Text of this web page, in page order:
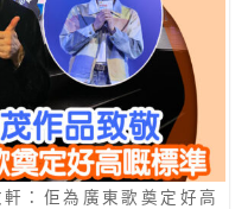
：佢為廣東歌奠定好高